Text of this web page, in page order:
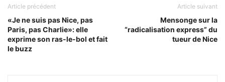
Article précédent
«Je ne suis pas Nice, pas
Paris, pas Charlie»: elle
exprime son ras-le-bol et fait
le buzz
Article suivant
Mensonge sur la
“radicalisation express” du
tueur de Nice